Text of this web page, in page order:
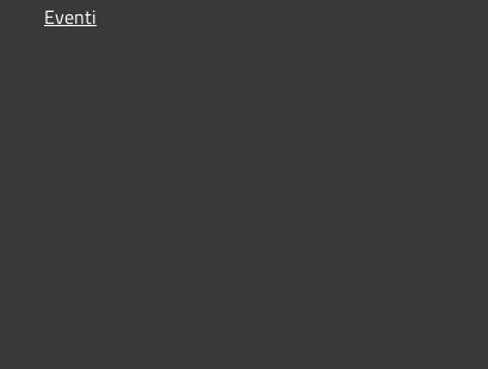
Eventi